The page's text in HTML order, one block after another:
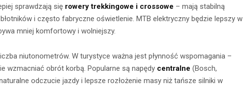
sprawdzają się rowery trekkingowe i crossowe – mają stabilną
i często fabryczne oświetlenie. MTB elektryczny będzie lepszy w
mniej komfortowy i wolniejszy.
niutonometrów. W turystyce ważna jest płynność wspomagania –
wzmacniać obrót korbą. Popularne są napędy centralne (Bosch,
odczucie jazdy i lepsze rozłożenie masy niż tańsze silniki w